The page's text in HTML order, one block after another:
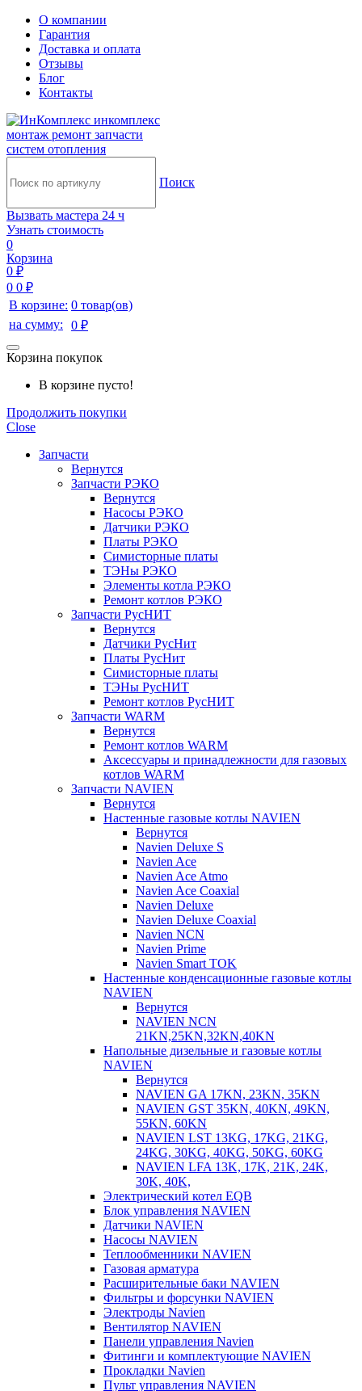
О компании
Гарантия
Доставка и оплата
Отзывы
Блог
Контакты
инкомплекс
монтаж ремонт запчасти
систем отопления
Поиск
Вызвать мастера 24 ч
Узнать стоимость
0
Корзина
0 ₽
0 0 ₽
В корзине: 0 товар(ов)
на сумму:
0 ₽
Корзина покупок
В корзине пусто!
Продолжить покупки
Close
Запчасти
Вернутся
Запчасти РЭКО
Вернутся
Насосы РЭКО
Датчики РЭКО
Платы РЭКО
Симисторные платы
ТЭНы РЭКО
Элементы котла РЭКО
Ремонт котлов РЭКО
Запчасти РусНИТ
Вернутся
Датчики РусНит
Платы РусНит
Симисторные платы
ТЭНы РусНИТ
Ремонт котлов РусНИТ
Запчасти WARM
Вернутся
Ремонт котлов WARM
Аксессуары и принадлежности для газовых
котлов WARM
Запчасти NAVIEN
Вернутся
Настенные газовые котлы NAVIEN
Вернутся
Navien Deluxe S
Navien Ace
Navien Ace Atmo
Navien Ace Coaxial
Navien Deluxe
Navien Deluxe Coaxial
Navien NCN
Navien Prime
Navien Smart TOK
Настенные конденсационные газовые котлы
NAVIEN
Вернутся
NAVIEN NCN
21KN,25KN,32KN,40KN
Напольные дизельные и газовые котлы
NAVIEN
Вернутся
NAVIEN GA 17KN, 23KN, 35KN
NAVIEN GST 35KN, 40KN, 49KN,
55KN, 60KN
NAVIEN LST 13KG, 17KG, 21KG,
24KG, 30KG, 40KG, 50KG, 60KG
NAVIEN LFA 13K, 17K, 21K, 24K,
30K, 40K,
Электрический котел EQB
Блок управления NAVIEN
Датчики NAVIEN
Насосы NAVIEN
Теплообменники NAVIEN
Газовая арматура
Расширительные баки NAVIEN
Фильтры и форсунки NAVIEN
Электроды Navien
Вентилятор NAVIEN
Панели управления Navien
Фитинги и комплектующие NAVIEN
Прокладки Navien
Пульт управления NAVIEN